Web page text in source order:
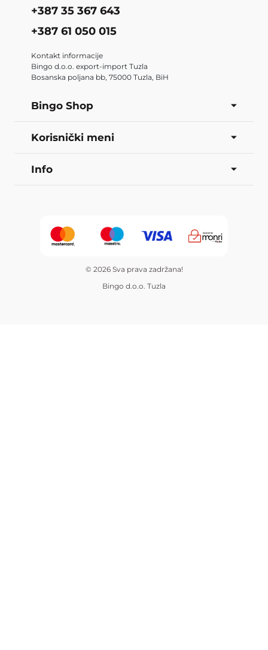
+387 35 367 643
+387 61 050 015
Kontakt informacije
Bingo d.o.o. export-import Tuzla
Bosanska poljana bb, 75000 Tuzla, BiH
Bingo Shop
Korisnički meni
Info
© 2026 Sva prava zadržana!
Bingo d.o.o. Tuzla